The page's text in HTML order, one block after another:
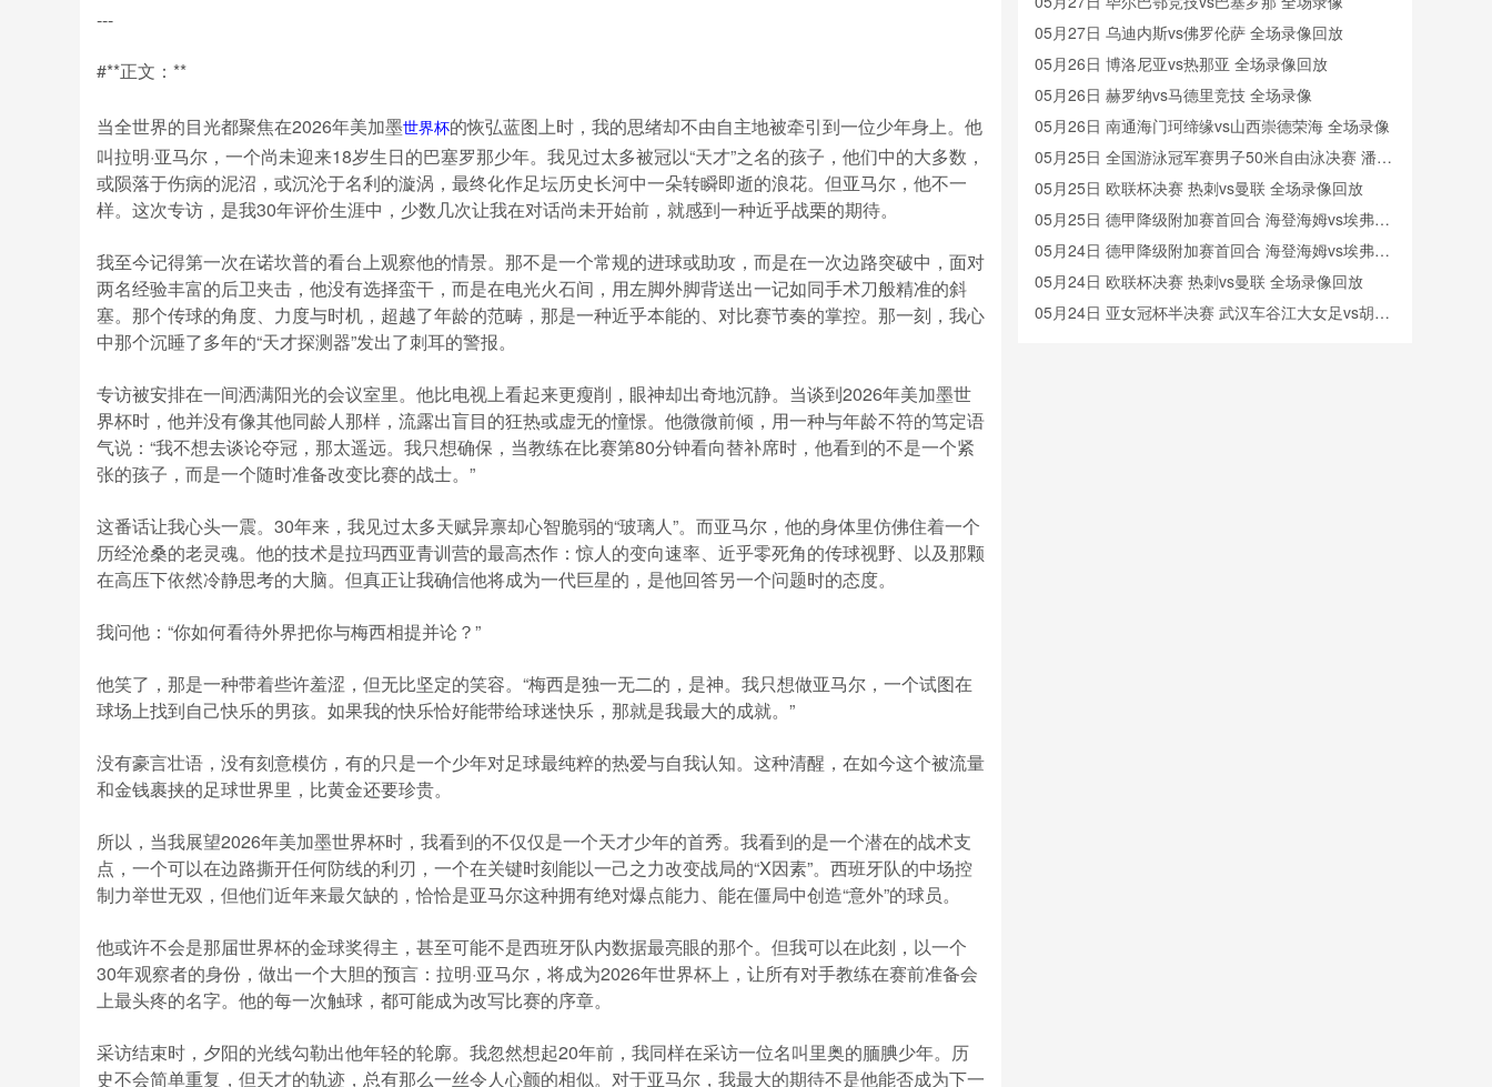
---
#**正文：**
当全世界的目光都聚焦在2026年美加墨世界杯的恢弘蓝图上时，我的思绪却不由自主地被牵引到一位少年身上。他
叫拉明·亚马尔，一个尚未迎来18岁生日的巴塞罗那少年。我见过太多被冠以“天才”之名的孩子，他们中的大多数，
或陨落于伤病的泥沼，或沉沦于名利的漩涡，最终化作足坛历史长河中一朵转瞬即逝的浪花。但亚马尔，他不一
样。这次专访，是我30年评价生涯中，少数几次让我在对话尚未开始前，就感到一种近乎战栗的期待。
我至今记得第一次在诺坎普的看台上观察他的情景。那不是一个常规的进球或助攻，而是在一次边路突破中，面对
两名经验丰富的后卫夹击，他没有选择蛮干，而是在电光火石间，用左脚外脚背送出一记如同手术刀般精准的斜
塞。那个传球的角度、力度与时机，超越了年龄的范畴，那是一种近乎本能的、对比赛节奏的掌控。那一刻，我心
中那个沉睡了多年的“天才探测器”发出了刺耳的警报。
专访被安排在一间洒满阳光的会议室里。他比电视上看起来更瘦削，眼神却出奇地沉静。当谈到2026年美加墨世
界杯时，他并没有像其他同龄人那样，流露出盲目的狂热或虚无的憧憬。他微微前倾，用一种与年龄不符的笃定语
气说：“我不想去谈论夺冠，那太遥远。我只想确保，当教练在比赛第80分钟看向替补席时，他看到的不是一个紧
张的孩子，而是一个随时准备改变比赛的战士。”
这番话让我心头一震。30年来，我见过太多天赋异禀却心智脆弱的“玻璃人”。而亚马尔，他的身体里仿佛住着一个
历经沧桑的老灵魂。他的技术是拉玛西亚青训营的最高杰作：惊人的变向速率、近乎零死角的传球视野、以及那颗
在高压下依然冷静思考的大脑。但真正让我确信他将成为一代巨星的，是他回答另一个问题时的态度。
我问他：“你如何看待外界把你与梅西相提并论？”
他笑了，那是一种带着些许羞涩，但无比坚定的笑容。“梅西是独一无二的，是神。我只想做亚马尔，一个试图在
球场上找到自己快乐的男孩。如果我的快乐恰好能带给球迷快乐，那就是我最大的成就。”
没有豪言壮语，没有刻意模仿，有的只是一个少年对足球最纯粹的热爱与自我认知。这种清醒，在如今这个被流量
和金钱裹挟的足球世界里，比黄金还要珍贵。
所以，当我展望2026年美加墨世界杯时，我看到的不仅仅是一个天才少年的首秀。我看到的是一个潜在的战术支
点，一个可以在边路撕开任何防线的利刃，一个在关键时刻能以一己之力改变战局的“X因素”。西班牙队的中场控
制力举世无双，但他们近年来最欠缺的，恰恰是亚马尔这种拥有绝对爆点能力、能在僵局中创造“意外”的球员。
他或许不会是那届世界杯的金球奖得主，甚至可能不是西班牙队内数据最亮眼的那个。但我可以在此刻，以一个
30年观察者的身份，做出一个大胆的预言：拉明·亚马尔，将成为2026年世界杯上，让所有对手教练在赛前准备会
上最头疼的名字。他的每一次触球，都可能成为改写比赛的序章。
采访结束时，夕阳的光线勾勒出他年轻的轮廓。我忽然想起20年前，我同样在采访一位名叫里奥的腼腆少年。历
史不会简单重复，但天才的轨迹，总有那么一丝令人心颤的相似。对于亚马尔，我最大的期待不是他能否成为下一
05月27日 乌迪内斯vs佛罗伦萨 全场录像回放
05月26日 博洛尼亚vs热那亚 全场录像回放
05月26日 赫罗纳vs马德里竞技 全场录像
05月26日 南通海门珂缔缘vs山西崇德荣海 全场录像
05月25日 全国游泳冠军赛男子50米自由泳决赛 潘展
乐 全场录像回放
05月25日 欧联杯决赛 热刺vs曼联 全场录像回放
05月25日 德甲降级附加赛首回合 海登海姆vs埃弗斯
堡 全场录像回放
05月24日 德甲降级附加赛首回合 海登海姆vs埃弗斯
堡 全场录像
05月24日 欧联杯决赛 热刺vs曼联 全场录像回放
05月24日 亚女冠杯半决赛 武汉车谷江大女足vs胡志